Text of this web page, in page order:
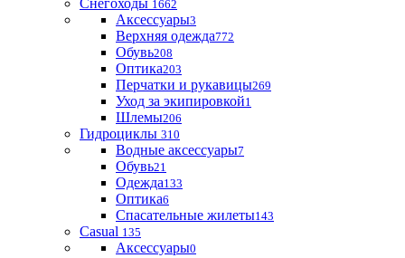
Снегоходы 1662
Аксессуары3
Верхняя одежда772
Обувь208
Оптика203
Перчатки и рукавицы269
Уход за экипировкой1
Шлемы206
Гидроциклы 310
Водные аксессуары7
Обувь21
Одежда133
Оптика6
Спасательные жилеты143
Casual 135
Аксессуары0